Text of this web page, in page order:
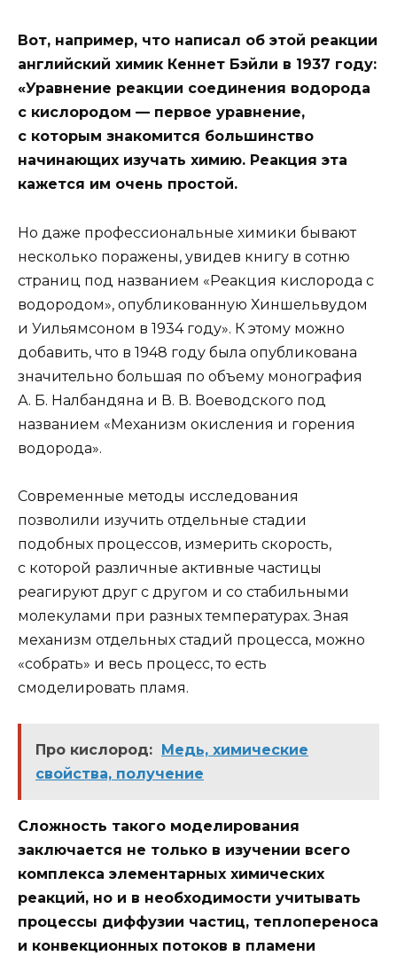
Вот, например, что написал об этой реакции
английский химик Кеннет Бэйли в 1937 году:
«Уравнение реакции соединения водорода
с кислородом — первое уравнение,
с которым знакомится большинство
начинающих изучать химию. Реакция эта
кажется им очень простой.
Но даже профессиональные химики бывают
несколько поражены, увидев книгу в сотню
страниц под названием «Реакция кислорода с
водородом», опубликованную Хиншельвудом
и Уильямсоном в 1934 году». К этому можно
добавить, что в 1948 году была опубликована
значительно большая по объему монография
А. Б. Налбандяна и В. В. Воеводского под
названием «Механизм окисления и горения
водорода».
Современные методы исследования
позволили изучить отдельные стадии
подобных процессов, измерить скорость,
с которой различные активные частицы
реагируют друг с другом и со стабильными
молекулами при разных температурах. Зная
механизм отдельных стадий процесса, можно
«собрать» и весь процесс, то есть
смоделировать пламя.
Про кислород: Медь, химические
свойства, получение
Сложность такого моделирования
заключается не только в изучении всего
комплекса элементарных химических
реакций, но и в необходимости учитывать
процессы диффузии частиц, теплопереноса
и конвекционных потоков в пламени